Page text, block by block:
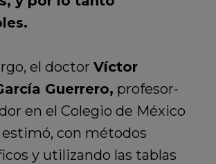
el doctor Víctor
Guerrero, profesor-
en el Colegio de México
estimó, con métodos
y utilizando las tablas